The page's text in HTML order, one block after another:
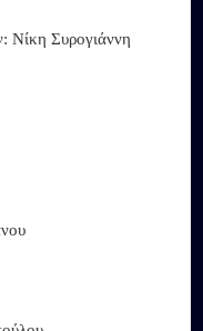
Νίκη Συρογιάννη